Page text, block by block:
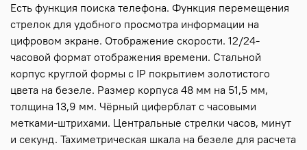
Есть функция поиска телефона. Функция перемещения
стрелок для удобного просмотра информации на
цифровом экране. Отображение скорости. 12/24-
часовой формат отображения времени. Стальной
корпус круглой формы с IP покрытием золотистого
цвета на безеле. Размер корпуса 48 мм на 51,5 мм,
толщина 13,9 мм. Чёрный циферблат с часовыми
метками-штрихами. Центральные стрелки часов, минут
и секунд. Тахиметрическая шкала на безеле для расчета